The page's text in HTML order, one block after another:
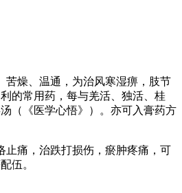
苦燥、温通，为治风寒湿痹，肢节
的常用药，每与羌活、独活、桂
（《医学心悟》）。亦可入膏药方
止痛，治跌打损伤，瘀肿疼痛，可
伍。